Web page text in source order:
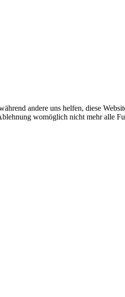
andere uns helfen, diese
womöglich nicht mehr alle